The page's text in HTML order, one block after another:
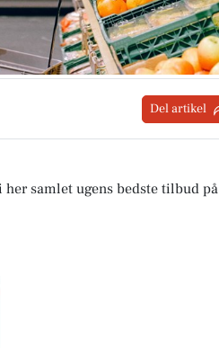
Del artikel
samlet ugens bedste tilbud på